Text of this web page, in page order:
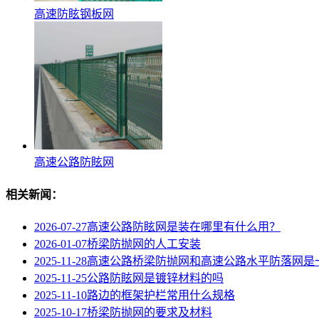
高速防眩钢板网
高速公路防眩网
相关新闻：
2026-07-27高速公路防眩网‌是装在哪里有什么用？
2026-01-07桥梁防抛网的人工安装
2025-11-28高速公路桥梁防抛网和高速公路水平防落网是
2025-11-25公路防眩网是镀锌材料的吗
2025-11-10路边的框架护栏常用什么规格
2025-10-17桥梁防抛网的要求及材料